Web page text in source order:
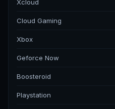
Xcloud
Cloud Gaming
Xbox
Geforce Now
Boosteroid
Playstation